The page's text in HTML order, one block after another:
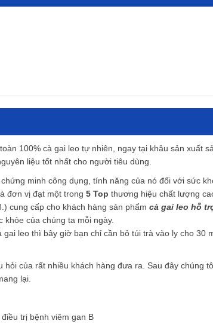
100% cà gai leo tự nhiên, ngay tại khâu sản xuất
liệu tốt nhất cho người tiêu dùng.
minh công dụng, tính năng của nó đối với sức
đơn vị đạt một trong 5 Top thương hiệu chất lượng
cung cấp cho khách hàng sản phẩm cà gai leo hỗ
của chúng ta mỗi ngày.
leo thì bây giờ bạn chỉ cần bỏ túi trà vào ly cho 30
hỏi của rất nhiều khách hàng đưa ra. Sau đây chúng
lại.
trị bệnh viêm gan B